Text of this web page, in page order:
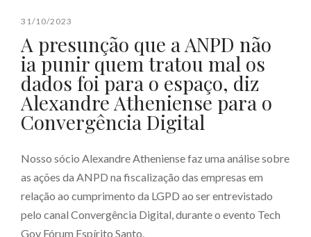
31/10/2023
A presunção que a ANPD não
ia punir quem tratou mal os
dados foi para o espaço, diz
Alexandre Atheniense para o
Convergência Digital
Nosso sócio Alexandre Atheniense faz uma análise sobre
as ações da ANPD na fiscalização das empresas em
relação ao cumprimento da LGPD ao ser entrevistado
pelo canal Convergência Digital, durante o evento Tech
Gov Fórum Espírito Santo.